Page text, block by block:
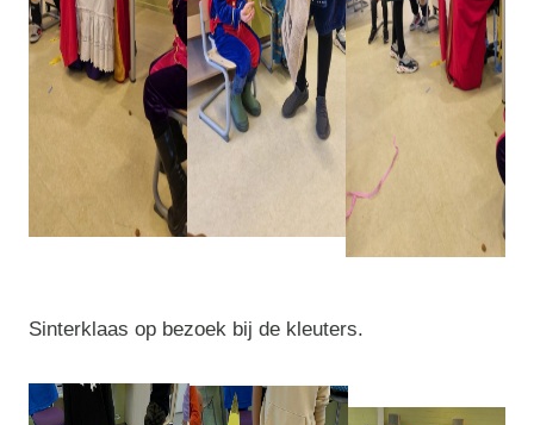
Sinterklaas op bezoek bij de kleuters.